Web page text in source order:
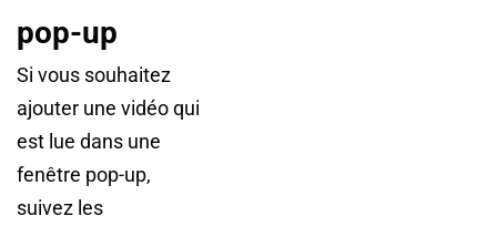
pop-up
Si vous souhaitez
ajouter une vidéo qui
est lue dans une
fenêtre pop-up,
suivez les